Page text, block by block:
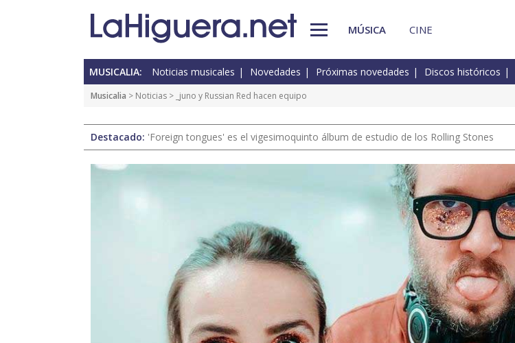
MÚSICA CINE
MUSICALIA: Noticias musicales Novedades Próximas novedades Discos históricos
Musicalia > Noticias > _juno y Russian Red hacen equipo
Destacado: 'Foreign tongues' es el vigesimoquinto álbum de estudio de los Rolling Stones